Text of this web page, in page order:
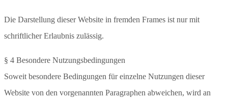
Die Darstellung dieser Website in fremden Frames ist nur mit
schriftlicher Erlaubnis zulässig.
§ 4 Besondere Nutzungsbedingungen
Soweit besondere Bedingungen für einzelne Nutzungen dieser
Website von den vorgenannten Paragraphen abweichen, wird an